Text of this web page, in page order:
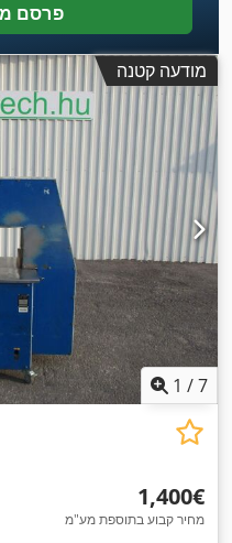
פרסם
מודעה קטנה
1 /7
‏1,400 ‏€
מחיר קבוע בתוספת מע"מ